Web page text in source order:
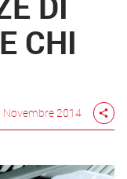
CHI
Novembre 2014 share